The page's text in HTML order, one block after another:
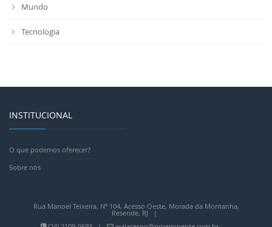
Mundo
Tecnologia
INSTITUCIONAL
O que podemos oferecer?
Sobre nós
Rua Manoel Teixeira, Nº 104, Acesso Oeste, Morada da Montanha,
Resende, RJ |